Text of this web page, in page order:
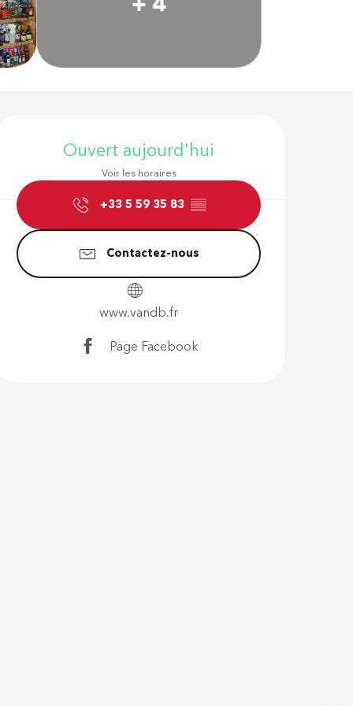
Ouverture
Ouvert aujourd'hui
Voir les horaires
+33 5 59 35 83 ▒▒
Contactez-nous
www.vandb.fr
Page Facebook